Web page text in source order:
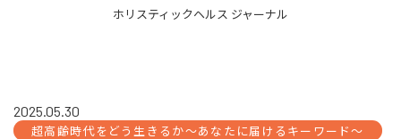
ホリスティックヘルス ジャーナル
2025.05.30
超高齢時代をどう生きるか～あなたに届けるキーワード～